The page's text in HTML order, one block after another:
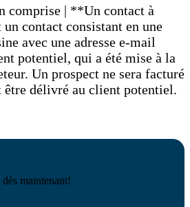
comprise | **Un contact à
contact consistant en une
avec une adresse e-mail
potentiel, qui a été mise à la
Un prospect ne sera facturé
être délivré au client potentiel.
maintenant!